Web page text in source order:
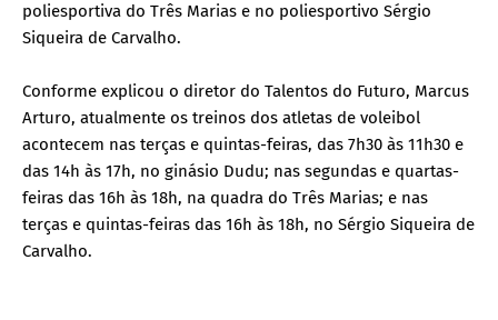
poliesportiva do Três Marias e no poliesportivo Sérgio
Siqueira de Carvalho.
Conforme explicou o diretor do Talentos do Futuro, Marcus
Arturo, atualmente os treinos dos atletas de voleibol
acontecem nas terças e quintas-feiras, das 7h30 às 11h30 e
das 14h às 17h, no ginásio Dudu; nas segundas e quartas-
feiras das 16h às 18h, na quadra do Três Marias; e nas
terças e quintas-feiras das 16h às 18h, no Sérgio Siqueira de
Carvalho.